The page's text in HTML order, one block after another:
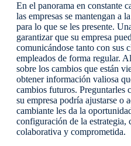
En el panorama en constante
las empresas se mantengan a
para lo que se les presente.
garantizar que su empresa
comunicándose tanto con sus
empleados de forma regular.
sobre los cambios que están
obtener información valiosa
cambios futuros. Preguntarles
su empresa podría ajustarse o
cambiante les da la
configuración de la estrategia,
colaborativa y comprometida.